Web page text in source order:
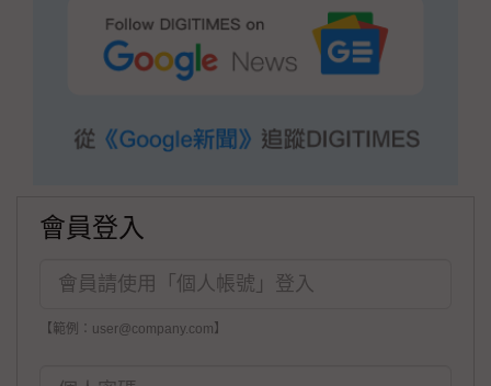
會員登入
【範例：user@company.com】